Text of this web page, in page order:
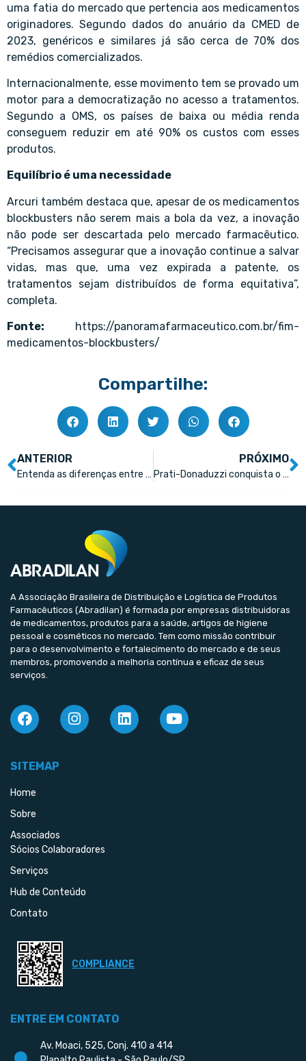
uma fatia do mercado que pertencia aos medicamentos
originadores. Segundo dados do anuário da CMED de
2023, genéricos e similares já são cerca de 70% dos
remédios comercializados.
Internacionalmente, esse movimento tem se provado um
motor para a democratização no acesso a tratamentos.
Segundo a OMS, os países de baixa ou média renda
conseguem reduzir em até 90% os custos com esses
produtos.
Equilíbrio é uma necessidade
Arcuri também destaca que, apesar de os medicamentos
blockbusters não serem mais a bola da vez, a inovação
não pode ser descartada pelo mercado farmacêutico.
“Precisamos assegurar que a inovação continue a salvar
vidas, mas que, uma vez expirada a patente, os
tratamentos sejam distribuídos de forma equitativa”,
completa.
Fonte:
https://panoramafarmaceutico.com.br/fim-
medicamentos-blockbusters/
Compartilhe:
ANTERIOR
Entenda as diferenças entre os tipos de influenza A, B e C
PRÓXIMO
Prati-Donaduzzi conquista o segundo lugar entre as melhores indústrias farmacêuticas
A Associação Brasileira de Distribuição e Logística de Produtos
Farmacêuticos (Abradilan) é formada por empresas distribuidoras
de medicamentos, produtos para a saúde, artigos de higiene
pessoal e cosméticos no mercado. Tem como missão contribuir
para o desenvolvimento e fortalecimento do mercado e de seus
membros, promovendo a melhoria contínua e eficaz de seus
serviços.
SITEMAP
Home
Sobre
Associados
Sócios Colaboradores
Serviços
Hub de Conteúdo
Contato
COMPLIANCE
ENTRE EM CONTATO
Av. Moaci, 525, Conj. 410 a 414